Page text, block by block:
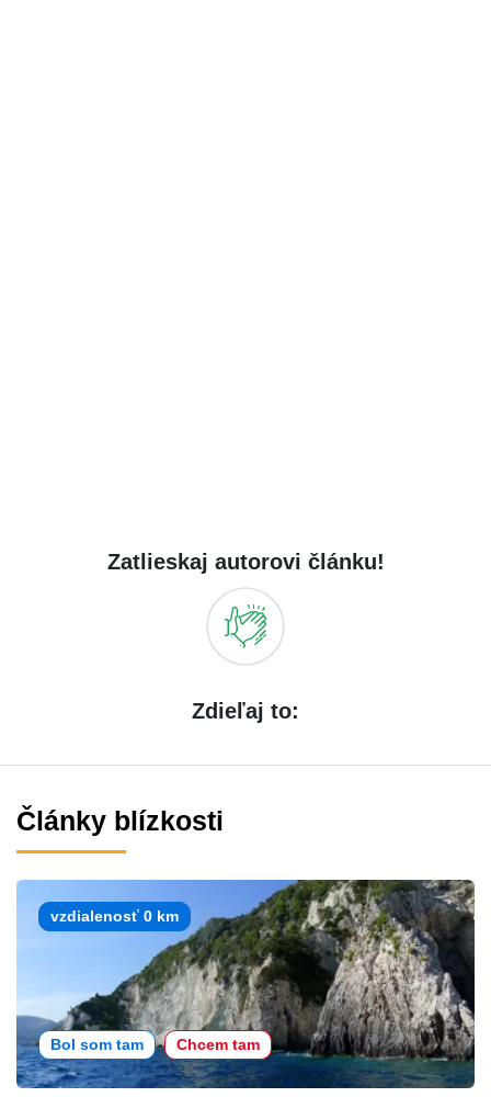
Zatlieskaj autorovi článku!
Zdieľaj to:
Články blízkosti
vzdialenosť 0 km
Bol som tam Chcem tam